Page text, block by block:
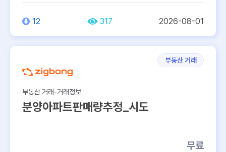
12 317 2026-08-01
부동산 거래
부동산 거래-거래정보
분양아파트판매량추정_시도
무료